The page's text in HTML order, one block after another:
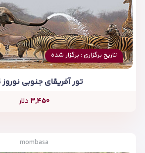
تاریخ برگزاری : برگزار شده
تور آفریقای جنوبی نوروز 1404
۳,۴۵۰ دلار
mombasa